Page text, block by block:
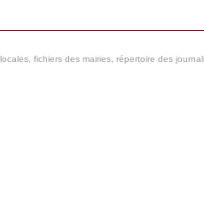
fichiers des mairies, répertoire des